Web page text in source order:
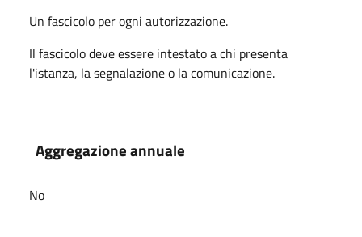
Un fascicolo per ogni autorizzazione.
Il fascicolo deve essere intestato a chi presenta
l'istanza, la segnalazione o la comunicazione.
Aggregazione annuale
No